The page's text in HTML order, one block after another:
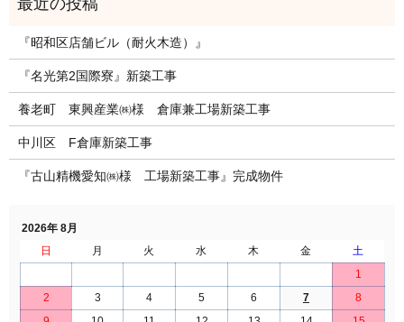
『昭和区店舗ビル（耐火木造）』
『名光第2国際寮』新築工事
養老町 東興産業㈱様 倉庫兼工場新築工事
中川区 F倉庫新築工事
『古山精機愛知㈱様 工場新築工事』完成物件
2026年 8月
日
月 火 水 木 金
土
1
2
3 4 5 6 7
8